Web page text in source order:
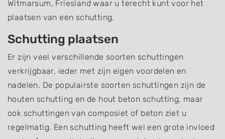
Witmarsum, Friesland waar u terecht kunt voor het
plaatsen van een schutting.
Schutting plaatsen
Er zijn veel verschillende soorten schuttingen
verkrijgbaar, ieder met zijn eigen voordelen en
nadelen. De populairste soorten schuttingen zijn de
houten schutting en de hout beton schutting, maar
ook schuttingen van composiet of beton ziet u
regelmatig. Een schutting heeft wel een grote invloed